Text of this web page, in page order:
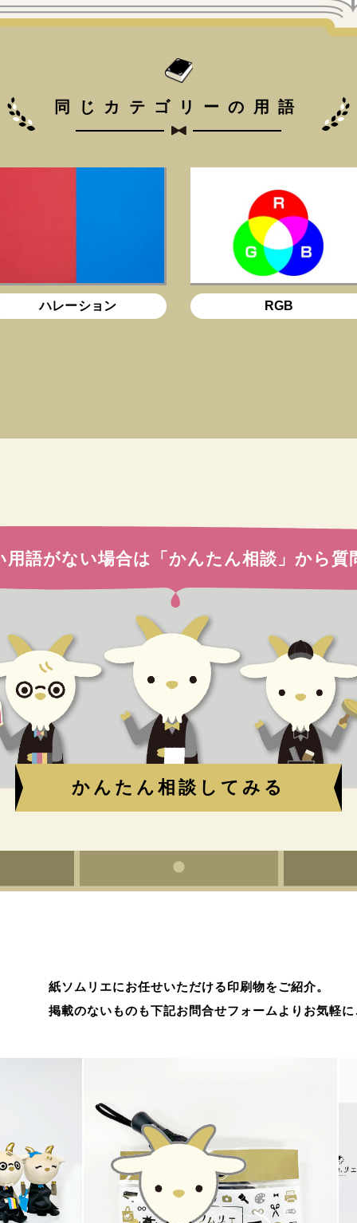
同じカテゴリーの用語
ハレーション RGB
用語がない場合は 「かんたん相談」から質
かんたん相談してみる
紙ソムリエにお任せいただける印刷物をご紹介。
掲載のないものも下記お問合せフォームよりお気軽